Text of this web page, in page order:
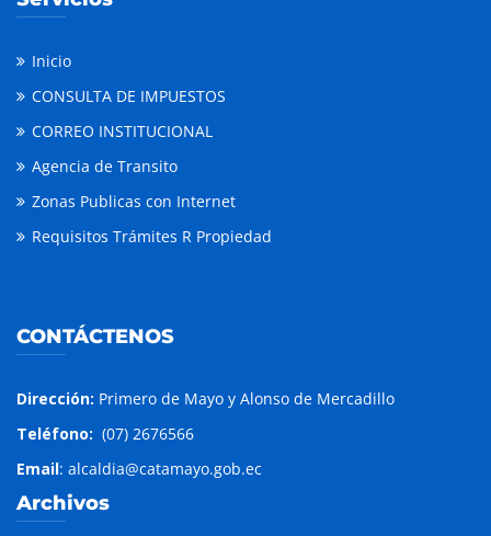
Inicio
CONSULTA DE IMPUESTOS
CORREO INSTITUCIONAL
Agencia de Transito
Zonas Publicas con Internet
Requisitos Trámites R Propiedad
CONTÁCTENOS
Dirección: Primero de Mayo y Alonso de Mercadillo
Teléfono: (07) 2676566
Email: alcaldia@catamayo.gob.ec
Archivos